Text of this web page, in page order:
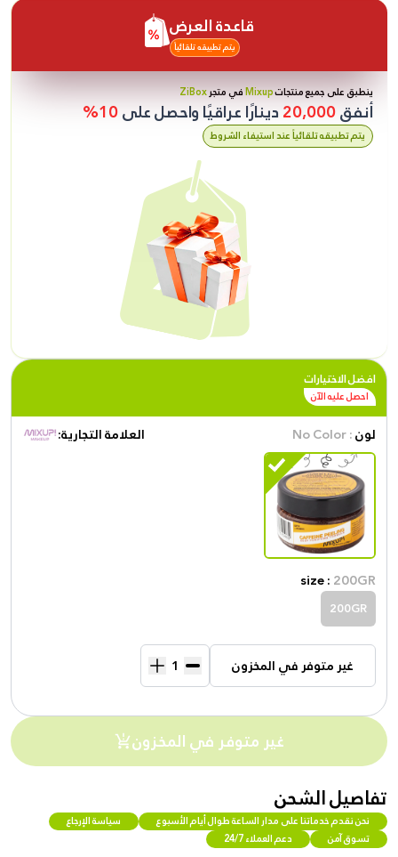
قاعدة العرض
يتم تطبيقه تلقائياً
ينطبق على جميع منتجاتMixupفي متجرZiBox
أنفق20,000دينارًا عراقيًا واحصل على10%
يتم تطبيقه تلقائياً عند استيفاء الشروط
افضل الاختيارات
احصل عليه الآن
لون: No Color العلامة التجارية:
size :200GR
200GR
غير متوفر في المخزون
غير متوفر في المخزون
تفاصيل الشحن
نحن نقدم خدماتنا على مدار الساعة طوال أيام الأسبوع
سياسة الإرجاع
تسوق آمن
دعم العملاء 24/7